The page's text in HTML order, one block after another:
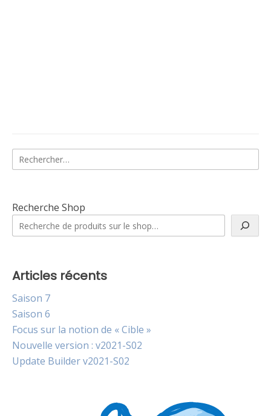
Rechercher :
Recherche Shop
Articles récents
Saison 7
Saison 6
Focus sur la notion de « Cible »
Nouvelle version : v2021-S02
Update Builder v2021-S02